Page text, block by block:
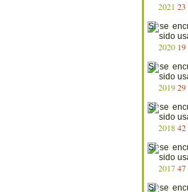
2021 23
2020 19
201929
201842
201747